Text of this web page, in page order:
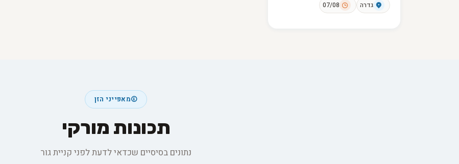
גדרה 07/08
מאפייני הזן
תכונות מורקי
נתונים בסיסיים שכדאי לדעת לפני קניית גור